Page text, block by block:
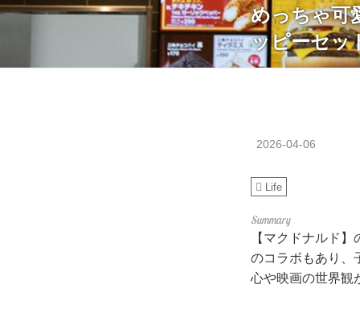
めっちゃ可
ッピーセッ
2026-04-06
Life
【マクドナルド
のコラボもあり、
心や映画の世界観